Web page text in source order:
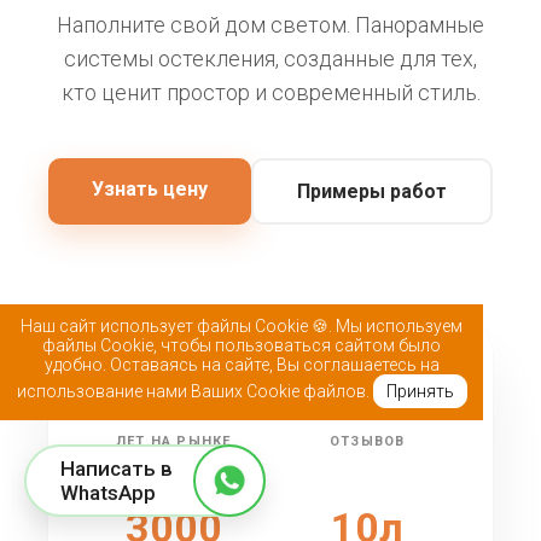
Наполните свой дом светом. Панорамные
системы остекления, созданные для тех,
кто ценит простор и современный стиль.
Узнать цену Примеры работ
25+
ЛЕТ НА РЫНКЕ
5k+
ОТЗЫВОВ
3000 10л
Написать в
WhatsApp
Наш сайт использует файлы Cookie 🍪. Мы используем
файлы Cookie, чтобы пользоваться сайтом было
удобно. Оставаясь на сайте, Вы соглашаетесь на
использование нами Ваших Cookie файлов.
Принять